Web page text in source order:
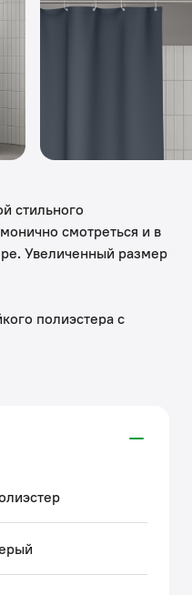
стильного
смотреться и в
Увеличенный размер
полиэстера с
При попадании на
каплями,
12 прозрачных
по нижнему краю,
ванной комнаты
в деликатном
минимальной